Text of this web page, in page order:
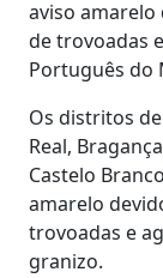
aviso amarelo
de trovoadas
Português do
Os distritos
Real,
Castelo
amarelo
trovoadas e
granizo.